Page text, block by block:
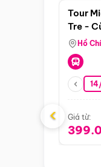
Tour
Tre -
Hồ
Giá từ:
‹